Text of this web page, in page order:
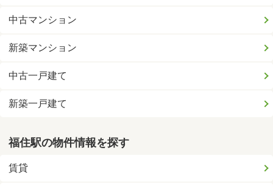
中古マンション
新築マンション
中古一戸建て
新築一戸建て
福住駅の物件情報を探す
賃貸